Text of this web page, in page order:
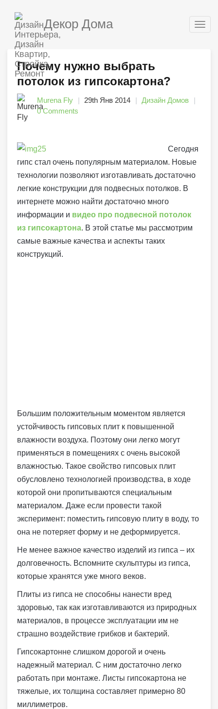
Декор Дома
Почему нужно выбрать
потолок из гипсокартона?
Murena Fly 29th Янв 2014
Дизайн Домов
0 Comments
Сегодня
гипс стал очень популярным материалом. Новые
технологии позволяют изготавливать достаточно
легкие конструкции для подвесных потолков. В
интернете можно найти достаточно много
информации и видео про подвесной потолок
из гипсокартона. В этой статье мы рассмотрим
самые важные качества и аспекты таких
конструкций.
Большим положительным моментом является
устойчивость гипсовых плит к повышенной
влажности воздуха. Поэтому они легко могут
применяться в помещениях с очень высокой
влажностью. Такое свойство гипсовых плит
обусловлено технологией производства, в ходе
которой они пропитываются специальным
материалом. Даже если провести такой
эксперимент: поместить гипсовую плиту в воду, то
она не потеряет форму и не деформируется.
Не менее важное качество изделий из гипса – их
долговечность. Вспомните скульптуры из гипса,
которые хранятся уже много веков.
Плиты из гипса не способны нанести вред
здоровью, так как изготавливаются из природных
материалов, в процессе эксплуатации им не
страшно воздействие грибков и бактерий.
Гипсокартонне слишком дорогой и очень
надежный материал. С ним достаточно легко
работать при монтаже. Листы гипсокартона не
тяжелые, их толщина составляет примерно 80
миллиметров.